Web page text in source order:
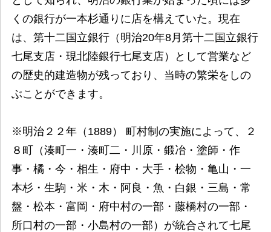
くの銀行が一本杉通りに店を構えていた。現在
は、第十二国立銀行（明治20年8月第十二国立銀行
七尾支店・現北陸銀行七尾支店）として営業など
の歴史的建造物が残っており、当時の繁栄をしの
ぶことができます。
※明治２２年（1889） 町村制の実施によって、２
８町（湊町一・湊町二・川原・鍛冶・塗師・作
事・橘・今・相生・府中・大手・桧物・亀山・一
本杉・生駒・米・木・阿良・魚・白銀・三島・常
盤・松本・富岡・府中村の一部・藤橋村の一部・
所口村の一部・小島村の一部）が統合されて七尾